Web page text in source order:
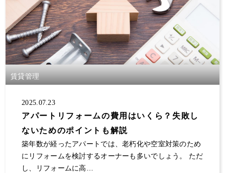
賃貸管理
2025.07.23
アパートリフォームの費用はいくら？失敗し
ないためのポイントも解説
築年数が経ったアパートでは、老朽化や空室対策のため
にリフォームを検討するオーナーも多いでしょう。 ただ
し、リフォームに高…